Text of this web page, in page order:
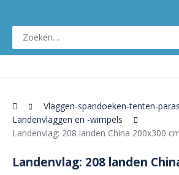
Vlaggen-spandoeken-tenten-
Landenvlaggen en -wimpels
Landenvlag: 208 landen China 200x300
Landenvlag: 208 landen